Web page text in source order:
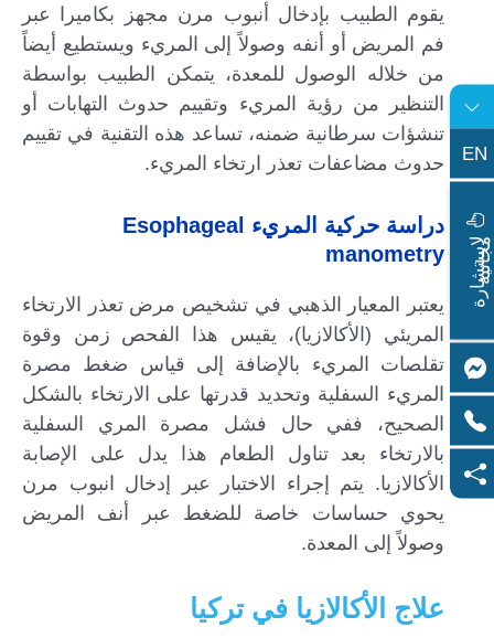
يقوم الطبيب بإدخال أنبوب مرن مجهز بكاميرا عبر
فم المريض أو أنفه وصولاً إلى المريء ويستطيع أيضاً
من خلاله الوصول للمعدة، يتمكن الطبيب بواسطة
التنظير من رؤية المريء وتقييم حدوث التهابات أو
تنشؤات سرطانية ضمنه، تساعد هذه التقنية في تقييم
حدوث مضاعفات تعذر ارتخاء المريء.
دراسة حركية المريء Esophageal
manometry
يعتبر المعيار الذهبي في تشخيص مرض تعذر الارتخاء
المريئي (الأكالازيا)، يقيس هذا الفحص زمن وقوة
تقلصات المريء بالإضافة إلى قياس ضغط مصرة
المريء السفلية وتحديد قدرتها على الارتخاء بالشكل
الصحيح، ففي حال فشل مصرة المري السفلية
بالارتخاء بعد تناول الطعام هذا يدل على الإصابة
الأكالازيا. يتم إجراء الاختبار عبر إدخال انبوب مرن
يحوي حساسات خاصة للضغط عبر أنف المريض
وصولاً إلى المعدة.
علاج الأكالازيا في تركيا
EN
ل
ا
س
ت
ش
ا
ر
ة
م
ج
ا
ن
ي
ة